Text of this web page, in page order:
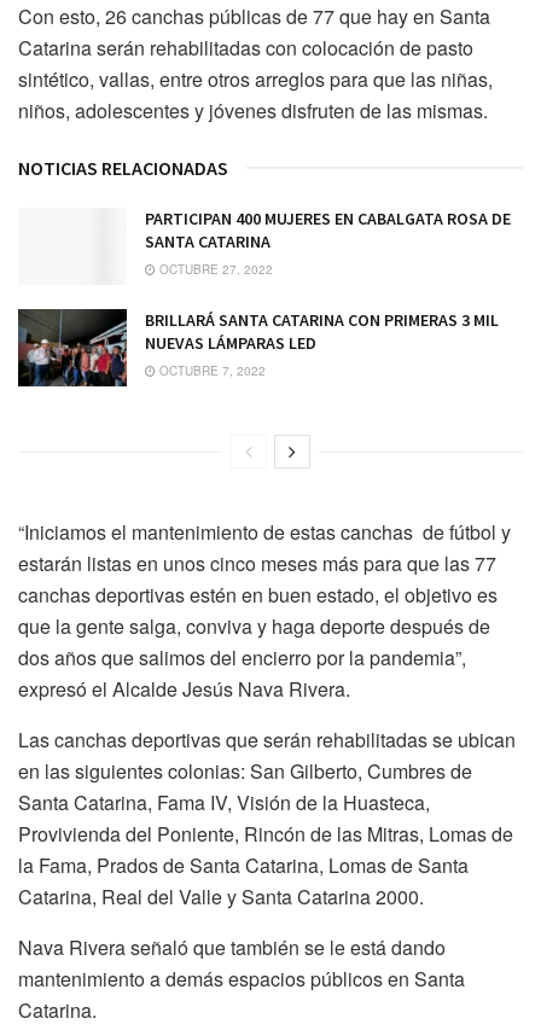
Con esto, 26 canchas públicas de 77 que hay en Santa
Catarina serán rehabilitadas con colocación de pasto
sintético, vallas, entre otros arreglos para que las niñas,
niños, adolescentes y jóvenes disfruten de las mismas.
NOTICIAS RELACIONADAS
PARTICIPAN 400 MUJERES EN CABALGATA ROSA DE
SANTA CATARINA
OCTUBRE 27, 2022
BRILLARÁ SANTA CATARINA CON PRIMERAS 3 MIL
NUEVAS LÁMPARAS LED
OCTUBRE 7, 2022
“Iniciamos el mantenimiento de estas canchas de fútbol y
estarán listas en unos cinco meses más para que las 77
canchas deportivas estén en buen estado, el objetivo es
que la gente salga, conviva y haga deporte después de
dos años que salimos del encierro por la pandemia”,
expresó el Alcalde Jesús Nava Rivera.
Las canchas deportivas que serán rehabilitadas se ubican
en las siguientes colonias: San Gilberto, Cumbres de
Santa Catarina, Fama IV, Visión de la Huasteca,
Provivienda del Poniente, Rincón de las Mitras, Lomas de
la Fama, Prados de Santa Catarina, Lomas de Santa
Catarina, Real del Valle y Santa Catarina 2000.
Nava Rivera señaló que también se le está dando
mantenimiento a demás espacios públicos en Santa
Catarina.